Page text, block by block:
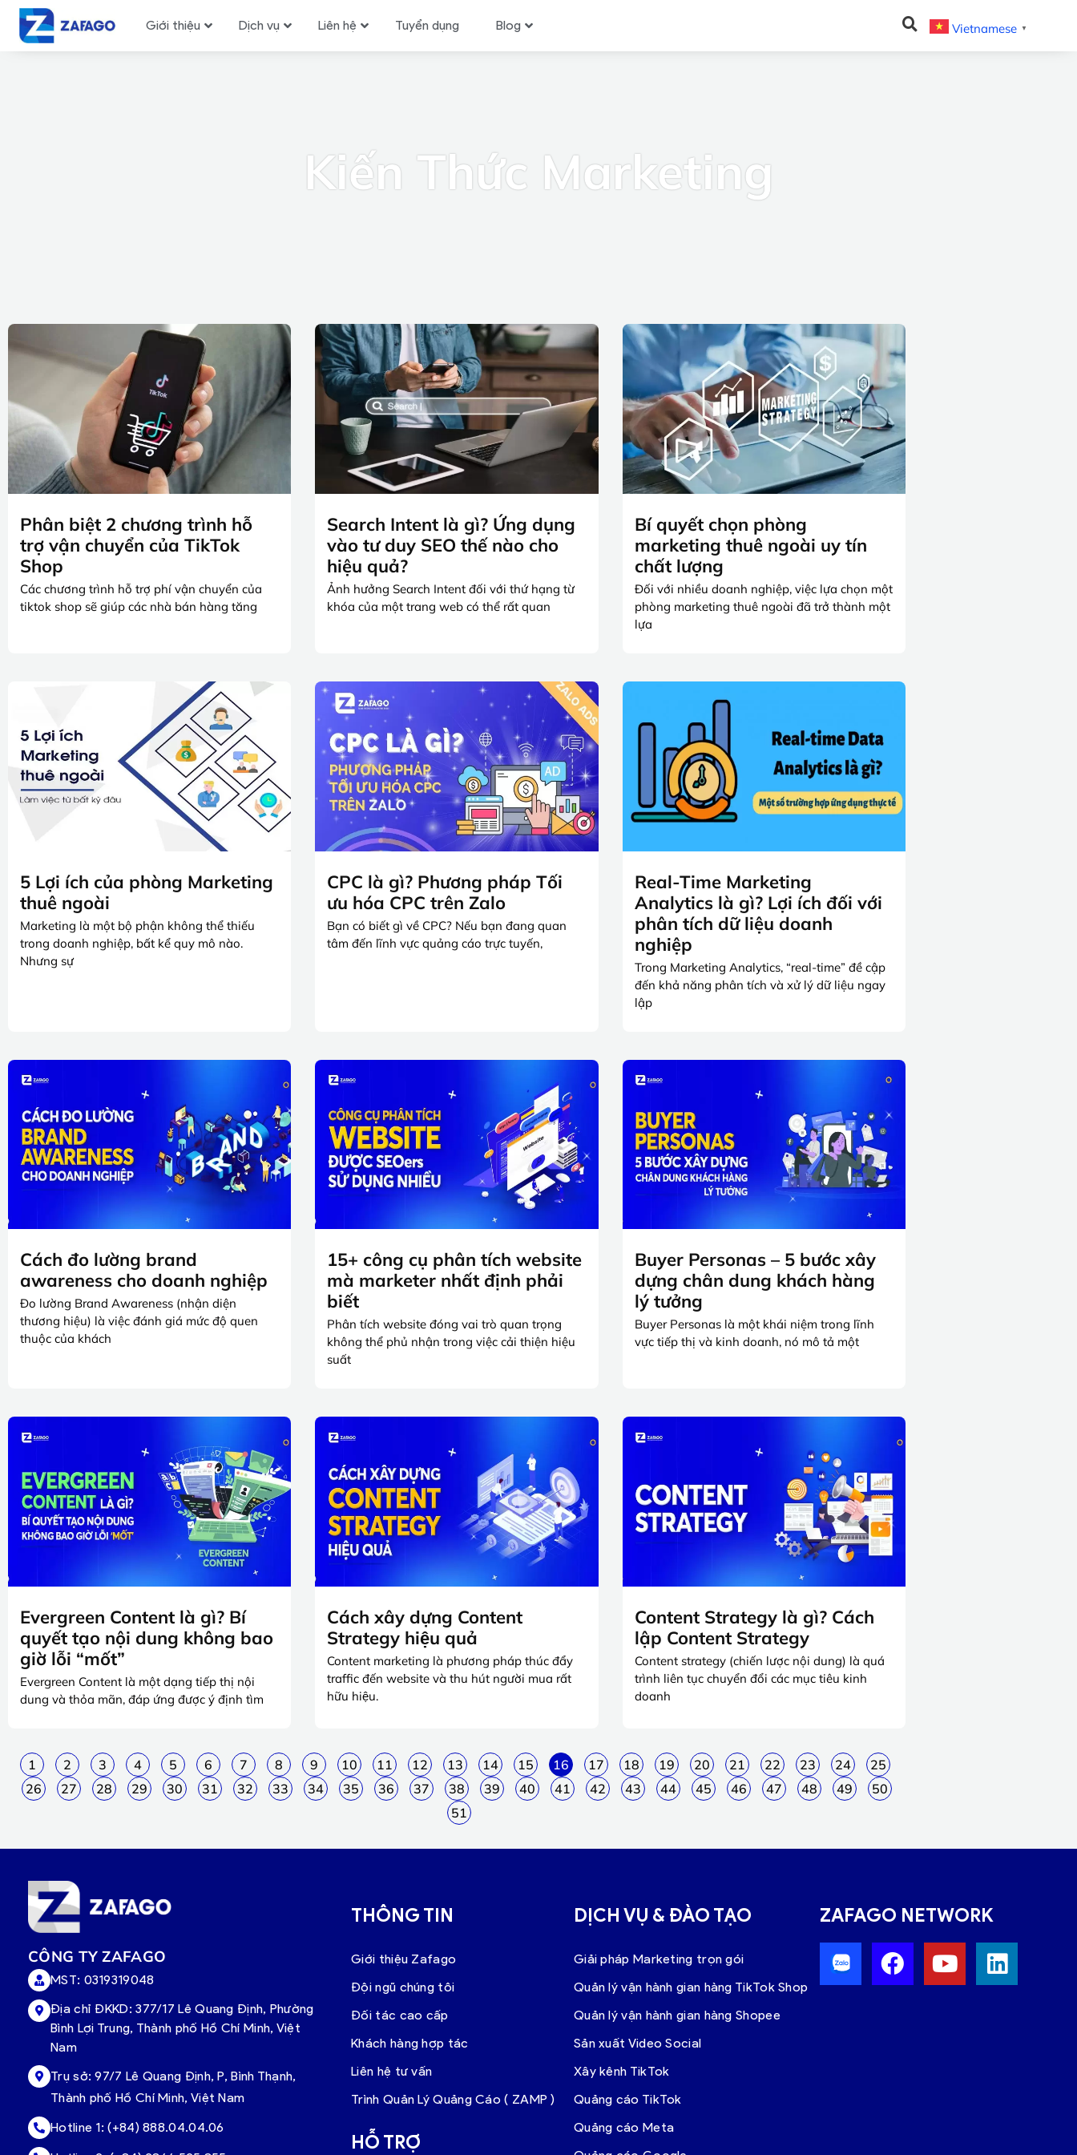
Giới thiệu Dịch vụ Liên hệ Tuyển dụng Blog Vietnamese ▼
Kiến Thức Marketing
Phân biệt 2 chương trình hỗ
trợ vận chuyển của TikTok
Shop
Các chương trình hỗ trợ phí vận chuyển của
tiktok shop sẽ giúp các nhà bán hàng tăng
Search Intent là gì? Ứng dụng
vào tư duy SEO thế nào cho
hiệu quả?
Ảnh hưởng Search Intent đối với thứ hạng từ
khóa của một trang web có thể rất quan
Bí quyết chọn phòng
marketing thuê ngoài uy tín
chất lượng
Đối với nhiều doanh nghiệp, việc lựa chọn một
phòng marketing thuê ngoài đã trở thành một
lựa
5 Lợi ích của phòng Marketing
thuê ngoài
Marketing là một bộ phận không thể thiếu
trong doanh nghiệp, bất kể quy mô nào.
Nhưng sự
CPC là gì? Phương pháp Tối
ưu hóa CPC trên Zalo
Bạn có biết gì về CPC? Nếu bạn đang quan
tâm đến lĩnh vực quảng cáo trực tuyến,
Real-Time Marketing
Analytics là gì? Lợi ích đối với
phân tích dữ liệu doanh
nghiệp
Trong Marketing Analytics, “real-time” đề cập
đến khả năng phân tích và xử lý dữ liệu ngay
lập
Cách đo lường brand
awareness cho doanh nghiệp
Đo lường Brand Awareness (nhận diện
thương hiệu) là việc đánh giá mức độ quen
thuộc của khách
15+ công cụ phân tích website
mà marketer nhất định phải
biết
Phân tích website đóng vai trò quan trọng
không thể phủ nhận trong việc cải thiện hiệu
suất
Buyer Personas – 5 bước xây
dựng chân dung khách hàng
lý tưởng
Buyer Personas là một khái niệm trong lĩnh
vực tiếp thị và kinh doanh, nó mô tả một
Evergreen Content là gì? Bí
quyết tạo nội dung không bao
giờ lỗi “mốt”
Evergreen Content là một dạng tiếp thị nội
dung và thỏa mãn, đáp ứng được ý định tìm
Cách xây dựng Content
Strategy hiệu quả
Content marketing là phương pháp thúc đẩy
traffic đến website và thu hút người mua rất
hữu hiệu.
Content Strategy là gì? Cách
lập Content Strategy
Content strategy (chiến lược nội dung) là quá
trình liên tục chuyển đổi các mục tiêu kinh
doanh
1 2 3 4 5 6 7 8 9 10 11 12 13 14 15 16 17 18 19 20 21 22 23 24
25
26
27 28 29 30 31 32 33 34 35 36 37 38 39 40 41 42 43 44 45 46 47 48 49
50
51
CÔNG TY ZAFAGO
MST: 0319319048
Địa chỉ ĐKKD: 377/17 Lê Quang Định, Phường
Bình Lợi Trung, Thành phố Hồ Chí Minh, Việt
Nam
Trụ sở:97/7 Lê Quang Định, P, Bình Thạnh,
Thành phố Hồ Chí Minh, Việt Nam
Hotline 1:(+84) 888.04.04.06
THÔNG TIN
Giới thiệu Zafago
Đội ngũ chúng tôi
Đối tác cao cấp
Khách hàng hợp tác
Liên hệ tư vấn
Trình Quản Lý Quảng Cáo ( ZAMP )
HỖ TRỢ
DỊCH VỤ & ĐÀO TẠO
Giải pháp Marketing trọn gói
Quản lý vận hành gian hàng TikTok Shop
Quản lý vận hành gian hàng Shopee
Sản xuất Video Social
Xây kênh TikTok
Quảng cáo TikTok
Quảng cáo Meta
ZAFAGO NETWORK